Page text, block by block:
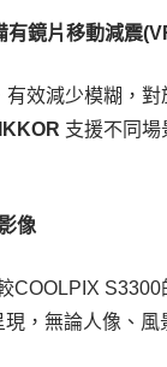
有鏡片移動減震
效減少模糊，
支援不同場
像
COOLPIX
，無論人像、